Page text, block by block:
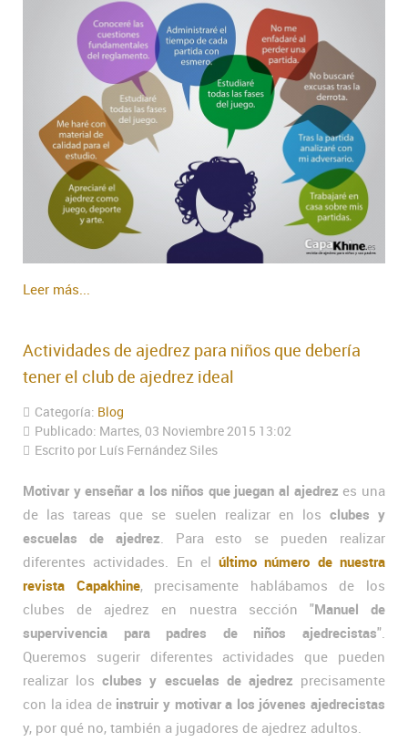
Leer más...
Actividades de ajedrez para niños que debería
tener el club de ajedrez ideal
Categoría: Blog
Publicado: Martes, 03 Noviembre 2015 13:02
Escrito por Luís Fernández Siles
Motivar y enseñar a los niños que juegan al ajedrez es una
de las tareas que se suelen realizar en los clubes y
escuelas de ajedrez . Para esto se pueden realizar
diferentes actividades. En elúltimo número de nuestra
revista Capakhine, precisamente hablábamos de los
clubes de ajedrez en nuestra sección "Manuel de
supervivencia para padres de niños ajedrecistas".
Queremos sugerir diferentes actividades que pueden
realizar losclubes y escuelas de ajedrez precisamente
con la idea deinstruir y motivar a los jóvenes ajedrecistas
y, por qué no, también a jugadores de ajedrez adultos.